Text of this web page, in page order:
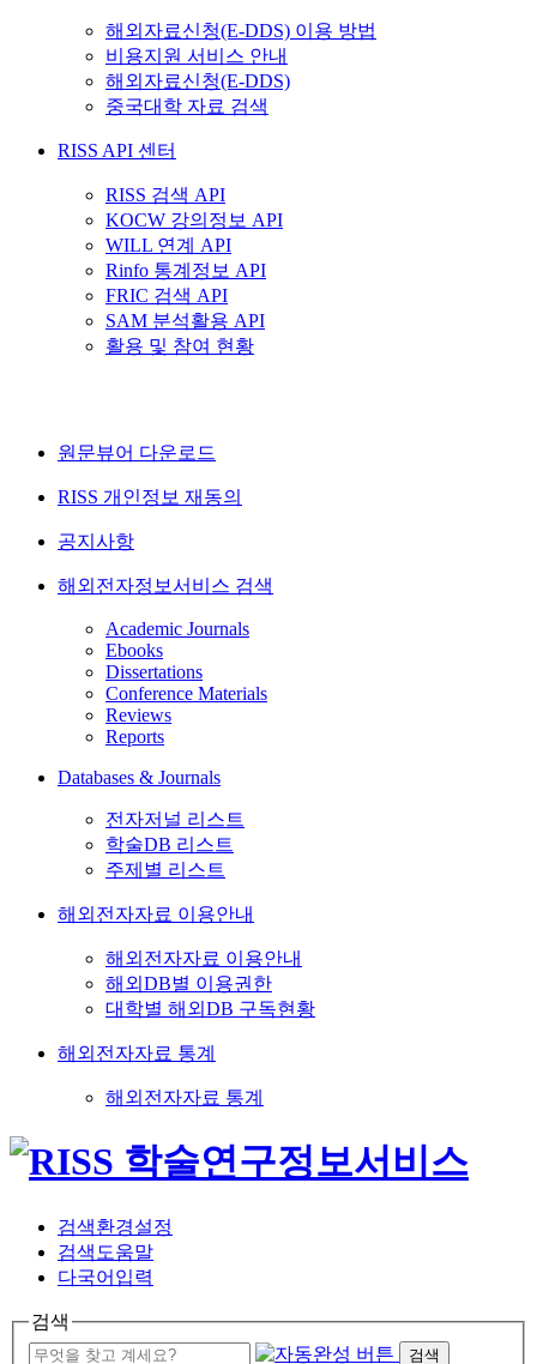
해외자료신청(E-DDS) 이용 방법
비용지원 서비스 안내
해외자료신청(E-DDS)
중국대학 자료 검색
RISS API 센터
RISS 검색 API
KOCW 강의정보 API
WILL 연계 API
Rinfo 통계정보 API
FRIC 검색 API
SAM 분석활용 API
활용 및 참여 현황
원문뷰어 다운로드
RISS 개인정보 재동의
공지사항
해외전자정보서비스 검색
Academic Journals
Ebooks
Dissertations
Conference Materials
Reviews
Reports
Databases & Journals
전자저널 리스트
학술DB 리스트
주제별 리스트
해외전자자료 이용안내
해외전자자료 이용안내
해외DB별 이용권한
대학별 해외DB 구독현황
해외전자자료 통계
해외전자자료 통계
검색환경설정
검색도움말
다국어입력
검색
검색